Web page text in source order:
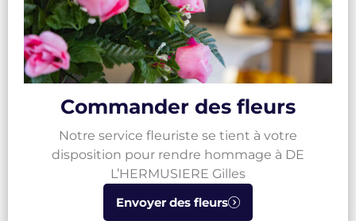
Commander des fleurs
Notre service fleuriste se tient à votre
disposition pour rendre hommage à DE
L’HERMUSIERE Gilles
Envoyer des fleurs